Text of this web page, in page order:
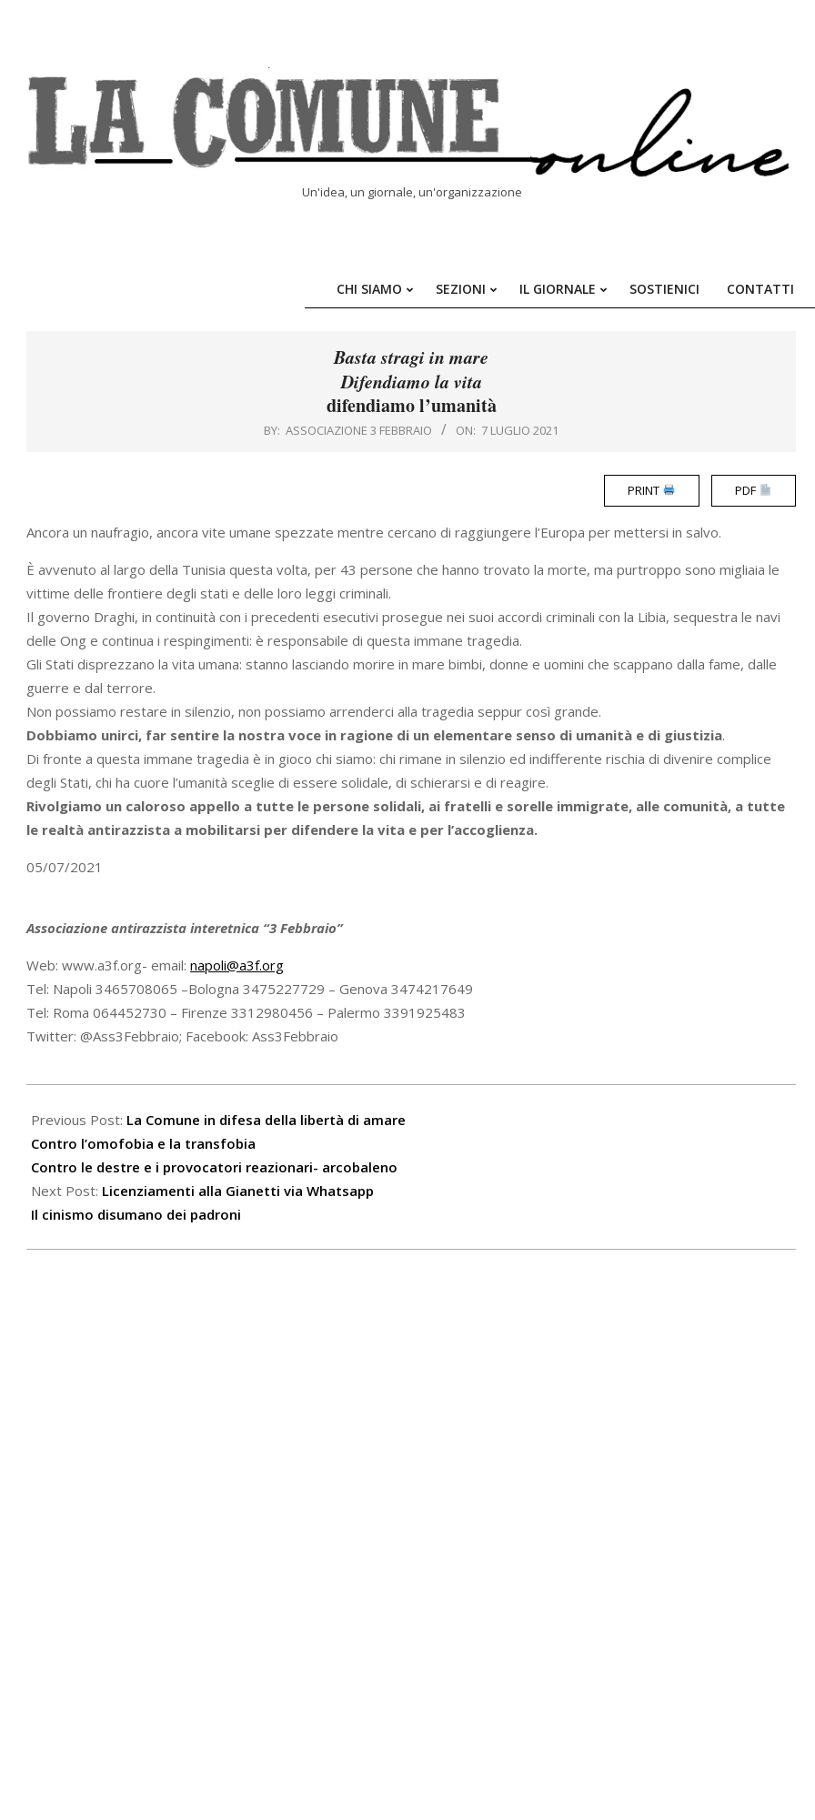
Un'idea, un giornale, un'organizzazione
Primary
CHI SIAMO SEZIONI IL GIORNALE SOSTIENICI CONTATTI
Basta stragi in mare
Difendiamo la vita
difendiamo l’umanità
BY: ASSOCIAZIONE 3 FEBBRAIO ON: 7 LUGLIO 2021
PRINT PDF
Ancora un naufragio, ancora vite umane spezzate mentre cercano di raggiungere l’Europa per mettersi in salvo.
È avvenuto al largo della Tunisia questa volta, per 43 persone che hanno trovato la morte, ma purtroppo sono migliaia le
vittime delle frontiere degli stati e delle loro leggi criminali.
Il governo Draghi, in continuità con i precedenti esecutivi prosegue nei suoi accordi criminali con la Libia, sequestra le navi
delle Ong e continua i respingimenti: è responsabile di questa immane tragedia.
Gli Stati disprezzano la vita umana: stanno lasciando morire in mare bimbi, donne e uomini che scappano dalla fame, dalle
guerre e dal terrore.
Non possiamo restare in silenzio, non possiamo arrenderci alla tragedia seppur così grande.
Dobbiamo unirci, far sentire la nostra voce in ragione di un elementare senso di umanità e di giustizia.
Di fronte a questa immane tragedia è in gioco chi siamo: chi rimane in silenzio ed indifferente rischia di divenire complice
degli Stati, chi ha cuore l’umanità sceglie di essere solidale, di schierarsi e di reagire.
Rivolgiamo un caloroso appello a tutte le persone solidali, ai fratelli e sorelle immigrate, alle comunità, a tutte
le realtà antirazzista a mobilitarsi per difendere la vita e per l’accoglienza.
05/07/2021
Associazione antirazzista interetnica “3 Febbraio”
Web: www.a3f.org- email: napoli@a3f.org
Tel: Napoli 3465708065 –Bologna 3475227729 – Genova 3474217649
Tel: Roma 064452730 – Firenze 3312980456 – Palermo 3391925483
Twitter: @Ass3Febbraio; Facebook: Ass3Febbraio
07-
07
Previous Post: La Comune in difesa della libertà di amare
Contro l’omofobia e la transfobia
Contro le destre e i provocatori reazionari- arcobaleno
Next Post: Licenziamenti alla Gianetti via Whatsapp
Il cinismo disumano dei padroni